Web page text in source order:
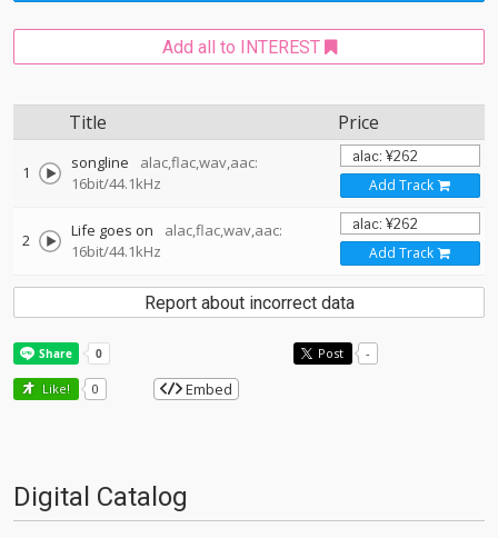
Add all to INTEREST
Title Price
1 songline
alac,flac,wav,aac:
16bit/44.1kHz
Add Track
2 Life goes on
alac,flac,wav,aac:
16bit/44.1kHz
Add Track
Report about incorrect data
Post -
Like! 0 Embed
Digital Catalog